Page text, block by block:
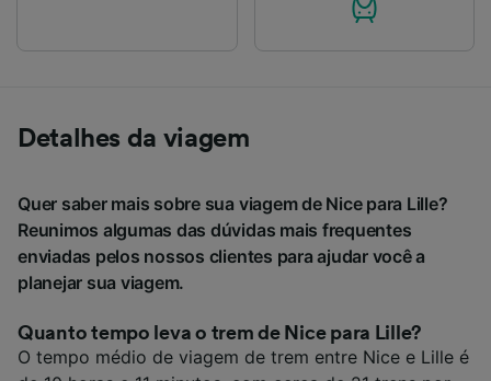
Detalhes da viagem
Quer saber mais sobre sua viagem de Nice para Lille?
Reunimos algumas das dúvidas mais frequentes
enviadas pelos nossos clientes para ajudar você a
planejar sua viagem.
Quanto tempo leva o trem de Nice para Lille?
O tempo médio de viagem de trem entre Nice e Lille é